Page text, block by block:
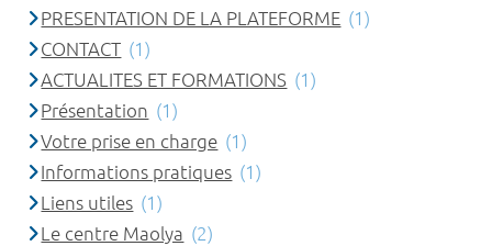
PRESENTATION DE LA PLATEFORME (1)
CONTACT (1)
ACTUALITES ET FORMATIONS (1)
Présentation (1)
Votre prise en charge (1)
Informations pratiques (1)
Liens utiles (1)
Le centre Maolya (2)